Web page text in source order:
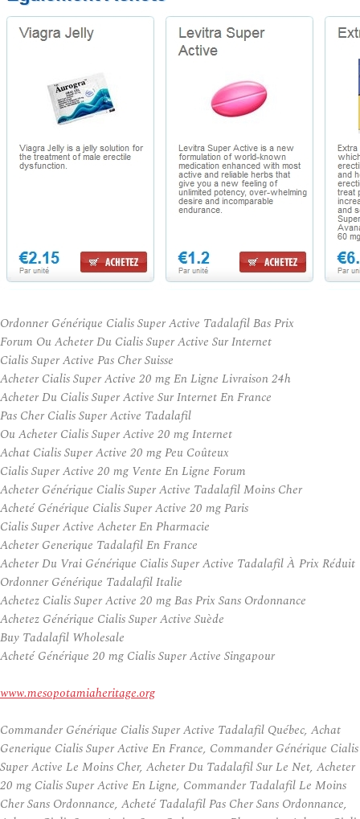
Ordonner Générique Cialis Super Active Tadalafil Bas Prix
Forum Ou Acheter Du Cialis Super Active Sur Internet
Cialis Super Active Pas Cher Suisse
Acheter Cialis Super Active 20 mg En Ligne Livraison 24h
Acheter Du Cialis Super Active Sur Internet En France
Pas Cher Cialis Super Active Tadalafil
Ou Acheter Cialis Super Active 20 mg Internet
Achat Cialis Super Active 20 mg Peu Coûteux
Cialis Super Active 20 mg Vente En Ligne Forum
Acheter Générique Cialis Super Active Tadalafil Moins Cher
Acheté Générique Cialis Super Active 20 mg Paris
Cialis Super Active Acheter En Pharmacie
Acheter Generique Tadalafil En France
Acheter Du Vrai Générique Cialis Super Active Tadalafil À Prix Réduit
Ordonner Générique Tadalafil Italie
Achetez Cialis Super Active 20 mg Bas Prix Sans Ordonnance
Achetez Générique Cialis Super Active Suède
Buy Tadalafil Wholesale
Acheté Générique 20 mg Cialis Super Active Singapour
www.mesopotamiaheritage.org
Commander Générique Cialis Super Active Tadalafil Québec, Achat
Generique Cialis Super Active En France, Commander Générique Cialis
Super Active Le Moins Cher, Acheter Du Tadalafil Sur Le Net, Acheter
20 mg Cialis Super Active En Ligne, Commander Tadalafil Le Moins
Cher Sans Ordonnance, Acheté Tadalafil Pas Cher Sans Ordonnance,